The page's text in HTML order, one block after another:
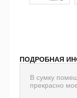
ПОДРОБНАЯ
В сумку
прекрасно